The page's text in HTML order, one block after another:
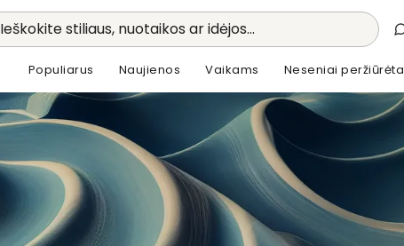
Ieškokite stiliaus, nuotaikos ar idėjos...
Populiarus Naujienos Vaikams Neseniai peržiūrėta